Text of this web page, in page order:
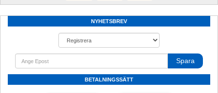
NYHETSBREV
Spara
BETALNINGSSÄTT